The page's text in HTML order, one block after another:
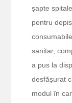
șapte
pentru
sanitar,
a pus la
desfășurat
modul în